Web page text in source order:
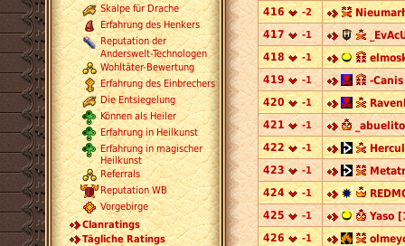
Skalpe für Drache
Erfahrung des Henkers
Reputation der
Anderswelt-Technologen
Wohltäter-Bewertung
Erfahrung des Einbrechers
Die Entsiegelung
Können als Heiler
Erfahrung in Heilkunst
Erfahrung in magischer
Heilkunst
Referrals
Reputation WB
Vorgebirge
Clanratings
Tägliche Ratings
416
-2
417
-1
418
-1
419
-1
-
420
-1
421
-1
422
-1
423
-1
424
-1
425
-1
Yaso
426
-1